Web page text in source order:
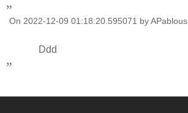
On 2022-12-09 01:18:20.595071 by APablous
Ddd